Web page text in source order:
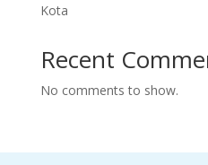
Kota
Recent
No comments to show.